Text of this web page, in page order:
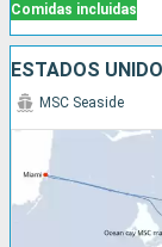
Comidas incluidas
ESTADOS
MSC Seaside